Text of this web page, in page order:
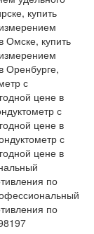
купить
Омске, купить
Оренбурге,
с
цене в
с
цене в
с
цене в
по
по